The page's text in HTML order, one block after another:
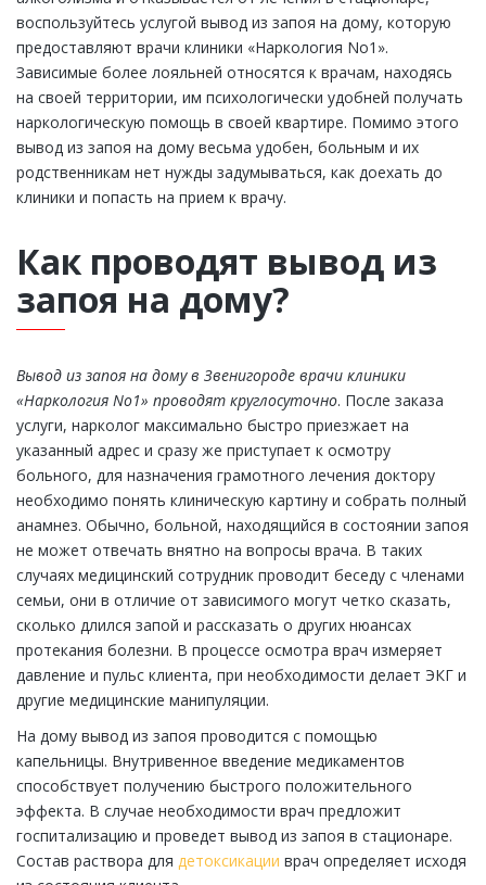
воспользуйтесь услугой вывод из запоя на дому, которую
предоставляют врачи клиники «Наркология No1».
Зависимые более лояльней относятся к врачам, находясь
на своей территории, им психологически удобней получать
наркологическую помощь в своей квартире. Помимо этого
вывод из запоя на дому весьма удобен, больным и их
родственникам нет нужды задумываться, как доехать до
клиники и попасть на прием к врачу.
Как проводят вывод из
запоя на дому?
Вывод из запоя на дому в Звенигороде врачи клиники
«Наркология No1» проводят круглосуточно. После заказа
услуги, нарколог максимально быстро приезжает на
указанный адрес и сразу же приступает к осмотру
больного, для назначения грамотного лечения доктору
необходимо понять клиническую картину и собрать полный
анамнез. Обычно, больной, находящийся в состоянии запоя
не может отвечать внятно на вопросы врача. В таких
случаях медицинский сотрудник проводит беседу с членами
семьи, они в отличие от зависимого могут четко сказать,
сколько длился запой и рассказать о других нюансах
протекания болезни. В процессе осмотра врач измеряет
давление и пульс клиента, при необходимости делает ЭКГ и
другие медицинские манипуляции.
На дому вывод из запоя проводится с помощью
капельницы. Внутривенное введение медикаментов
способствует получению быстрого положительного
эффекта. В случае необходимости врач предложит
госпитализацию и проведет вывод из запоя в стационаре.
Состав раствора для детоксикации врач определяет исходя